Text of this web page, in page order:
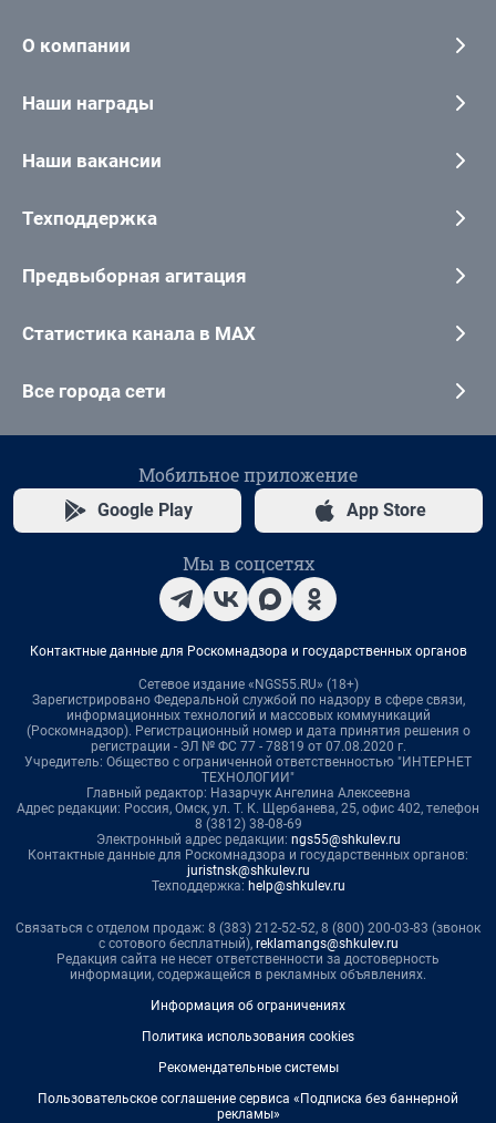
О компании
Наши награды
Наши вакансии
Техподдержка
Предвыборная агитация
Статистика канала в MAX
Все города сети
Мобильное приложение
Google Play App Store
Мы в соцсетях
Контактные данные для Роскомнадзора и государственных органов
Сетевое издание «NGS55.RU» (18+)
Зарегистрировано Федеральной службой по надзору в сфере связи,
информационных технологий и массовых коммуникаций
(Роскомнадзор). Регистрационный номер и дата принятия решения о
регистрации - ЭЛ № ФС 77 - 78819 от 07.08.2020 г.
Учредитель: Общество с ограниченной ответственностью "ИНТЕРНЕТ
ТЕХНОЛОГИИ"
Главный редактор: Назарчук Ангелина Алексеевна
Адрес редакции: Россия, Омск, ул. Т. К. Щербанева, 25, офис 402, телефон
8 (3812) 38-08-69
Электронный адрес редакции: ngs55@shkulev.ru
Контактные данные для Роскомнадзора и государственных органов:
juristnsk@shkulev.ru
Техподдержка: help@shkulev.ru
Связаться с отделом продаж: 8 (383) 212-52-52, 8 (800) 200-03-83 (звонок
с сотового бесплатный), reklamangs@shkulev.ru
Редакция сайта не несет ответственности за достоверность
информации, содержащейся в рекламных объявлениях.
Информация об ограничениях
Политика использования cookies
Рекомендательные системы
Пользовательское соглашение сервиса «Подписка без баннерной
рекламы»